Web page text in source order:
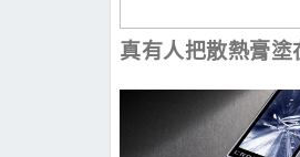
真有人把散熱膏